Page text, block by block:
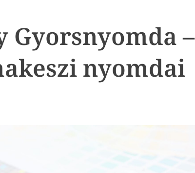
Gyorsnyomda –
nyomdai